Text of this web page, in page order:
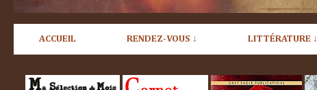
ACCUEIL RENDEZ-VOUS ↓ LITTÉRATURE ↓